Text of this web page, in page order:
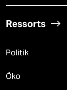
Ressorts
Politik
Öko